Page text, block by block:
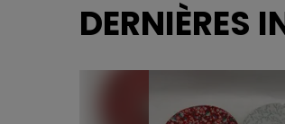
DERNIÈRES